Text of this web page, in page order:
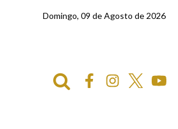
Domingo, 09 de Agosto de 2026